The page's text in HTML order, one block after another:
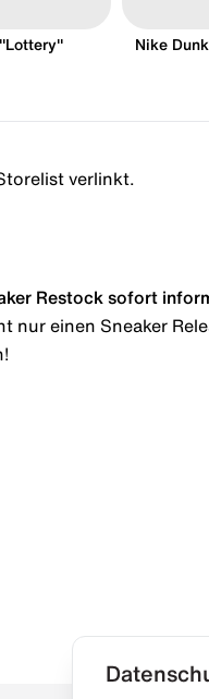
Nike
verlinkt.
Restock sofort
nur einen Sneaker